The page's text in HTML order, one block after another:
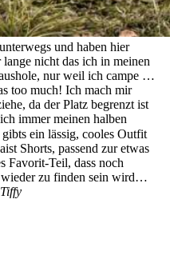
und haben hier
nicht das ich in meinen
nur weil ich campe …
too much! Ich mach mir
da der Platz begrenzt ist
immer meinen halben
ein lässig, cooles Outfit
Shorts, passend zur etwas
Favorit-Teil, dass noch
zu finden sein wird…
Tiffy